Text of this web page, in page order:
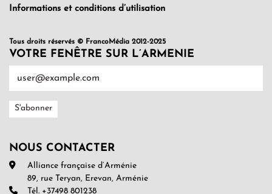
Informations et conditions d’utilisation
Tous droits réservés © FrancoMédia 2012-2025
VOTRE FENÊTRE SUR L’ARMENIE
NOUS CONTACTER
Alliance française d’Arménie
89, rue Teryan, Erevan, Arménie
Tél. +37498 801238